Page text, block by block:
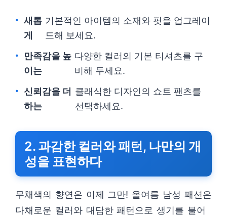
새롭
게
기본적인 아이템의 소재와 핏을 업그레이
드해 보세요.
만족감을 높
이는
다양한 컬러의 기본 티셔츠를 구
비해 두세요.
신뢰감을 더
하는
클래식한 디자인의 쇼트 팬츠를
선택하세요.
2. 과감한 컬러와 패턴, 나만의 개
성을 표현하다
무채색의 향연은 이제 그만! 올여름 남성 패션은
다채로운 컬러와 대담한 패턴으로 생기를 불어